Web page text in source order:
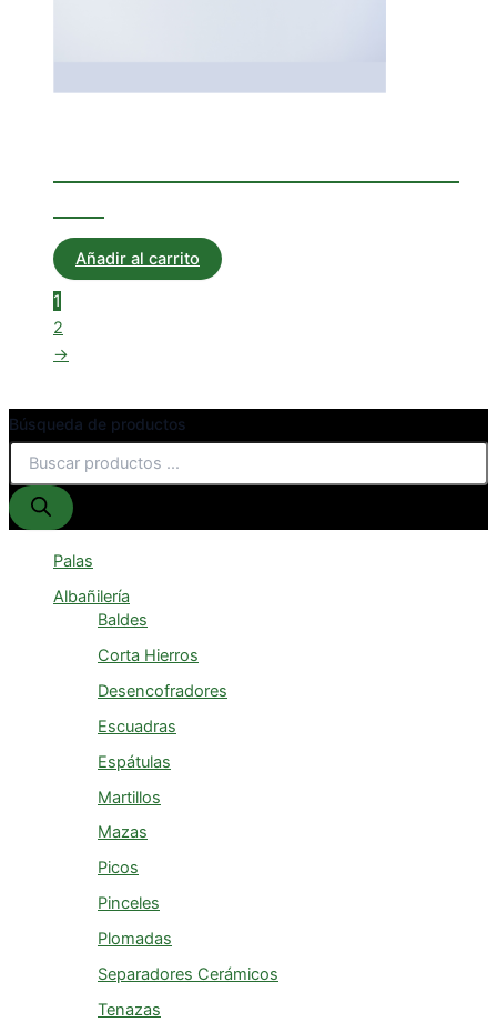
Búsqueda de productos
Palas
Albañilería
Baldes
Corta Hierros
Desencofradores
Escuadras
Espátulas
Martillos
Mazas
Picos
Pinceles
Plomadas
Separadores Cerámicos
Tenazas
Añadir al carrito
1
2
→